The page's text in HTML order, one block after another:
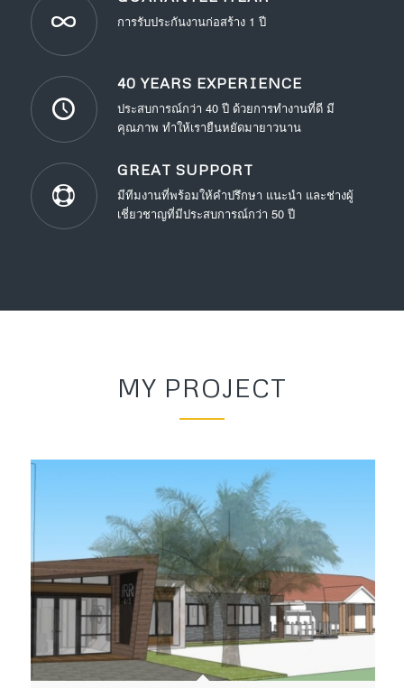
การรับประกันงานก่อสร้าง 1 ปี
40 YEARS EXPERIENCE
ประสบการณ์กว่า 40 ปี ด้วยการทำงานที่ดี มี
คุณภาพ ทำให้เรายืนหยัดมายาวนาน
GREAT SUPPORT
มีทีมงานที่พร้อมให้คำปรึกษา แนะนำ และช่างผู้
เชี่ยวชาญที่มีประสบการณ์กว่า 50 ปี
MY PROJECT